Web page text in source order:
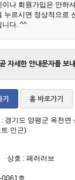
나 회원가입은 안하
누르시면 정상적으로
니다. ^^
자세한 안내문자를 보
홈 바로가기
: 경기도 양평군 옥천면
인근)
상호 : 패러러브
0061호